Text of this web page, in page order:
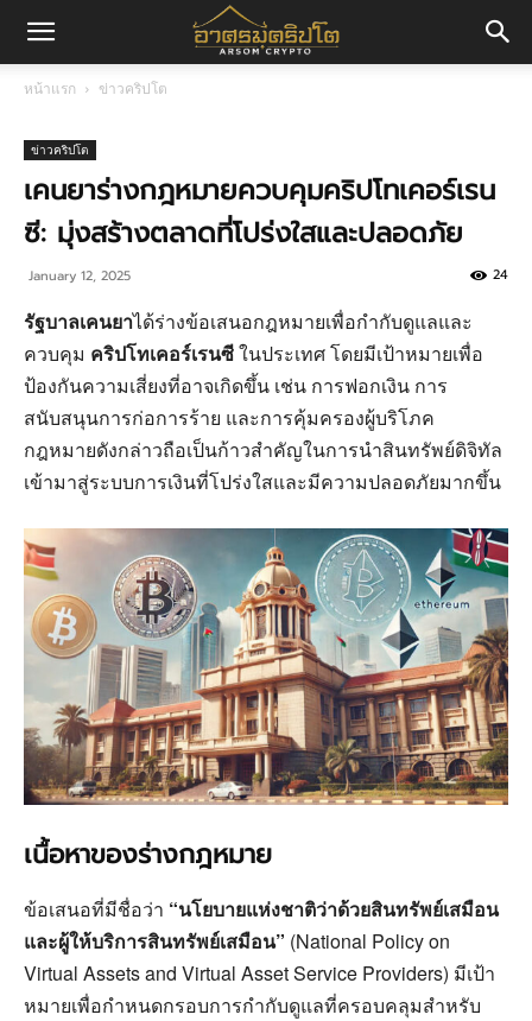
มค
ปโต
หน้าแรก ข่าวคริปโต
ข่าวคริปโต
เคนยาร่างกฎหมายควบคุมคริปโทเคอร์เรน
ซี: มุ่งสร้างตลาดที่โปร่งใสและปลอดภัย
January 12, 2025 24
รัฐบาลเคนยาได้ร่างข้อเสนอกฎหมายเพื่อกำกับดูแลและ
ควบคุม คริปโทเคอร์เรนซีในประเทศ โดยมีเป้าหมายเพื่อ
ป้องกันความเสี่ยงที่อาจเกิดขึ้น เช่น การฟอกเงิน การ
สนับสนุนการก่อการร้าย และการคุ้มครองผู้บริโภค
กฎหมายดังกล่าวถือเป็นก้าวสำคัญในการนำสินทรัพย์ดิจิทัล
เข้ามาสู่ระบบการเงินที่โปร่งใสและมีความปลอดภัยมากขึ้น
เนื้อหาของร่างกฎหมาย
ข้อเสนอที่มีชื่อว่า “นโยบายแห่งชาติว่าด้วยสินทรัพย์เสมือน
และผู้ให้บริการสินทรัพย์เสมือน” (National Policy on
Virtual Assets and Virtual Asset Service Providers) มีเป้า
หมายเพื่อกำหนดกรอบการกำกับดูแลที่ครอบคลุมสำหรับ